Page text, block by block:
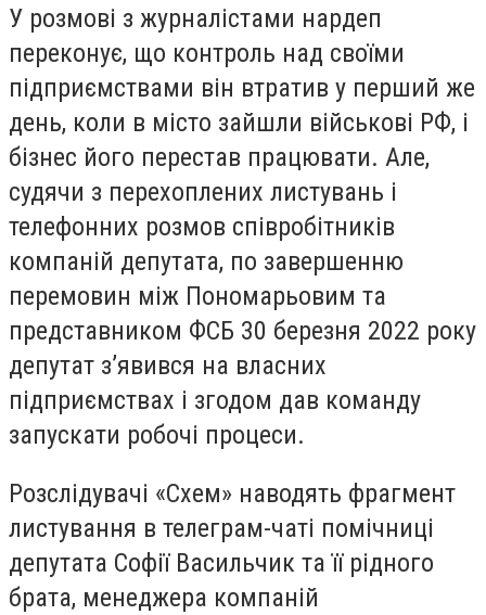
У розмові з журналістами нардеп
переконує, що контроль над своїми
підприємствами він втратив у перший же
день, коли в місто зайшли військові РФ, і
бізнес його перестав працювати. Але,
судячи з перехоплених листувань і
телефонних розмов співробітників
компаній депутата, по завершенню
перемовин між Пономарьовим та
представником ФСБ 30 березня 2022 року
депутат з’явився на власних
підприємствах і згодом дав команду
запускати робочі процеси.
Розслідувачі «Схем» наводять фрагмент
листування в телеграм-чаті помічниці
депутата Софії Васильчик та її рідного
брата, менеджера компаній